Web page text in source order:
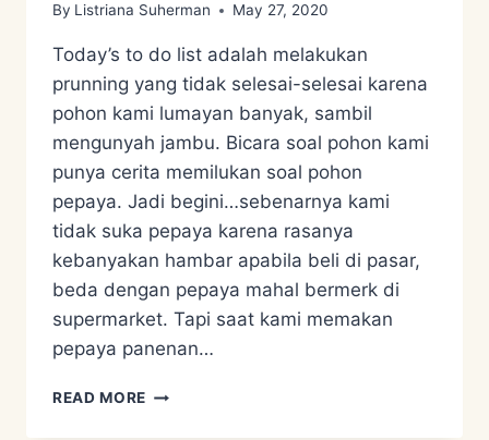
By Listriana Suherman May 27, 2020
Today’s to do list adalah melakukan
prunning yang tidak selesai-selesai karena
pohon kami lumayan banyak, sambil
mengunyah jambu. Bicara soal pohon kami
punya cerita memilukan soal pohon
pepaya. Jadi begini…sebenarnya kami
tidak suka pepaya karena rasanya
kebanyakan hambar apabila beli di pasar,
beda dengan pepaya mahal bermerk di
supermarket. Tapi saat kami memakan
pepaya panenan…
READ MORE RESEP